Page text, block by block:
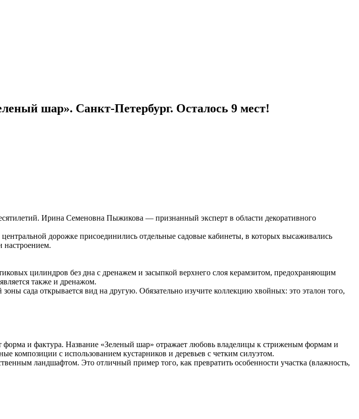
шар». Санкт-Петербург. Осталось 9 мест!
Ирина Семеновна Пыжикова — признанный эксперт в области декоративного
дорожке присоединились отдельные садовые кабинеты, в которых высаживались
настроением.
цилиндров без дна с дренажем и засыпкой верхнего слоя керамзитом, предохраняющим
также и дренажом.
сада открывается вид на другую. Обязательно изучите коллекцию хвойных: это эталон того,
и фактура. Название «Зеленый шар» отражает любовь владелицы к стриженым формам и
композиции с использованием кустарников и деревьев с четким силуэтом.
ландшафтом. Это отличный пример того, как превратить особенности участка (влажность,